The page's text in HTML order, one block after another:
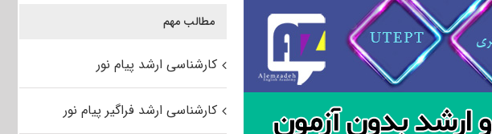
مطالب مهم
کارشناسی ارشد پیام نور
کارشناسی ارشد فراگیر پیام نور